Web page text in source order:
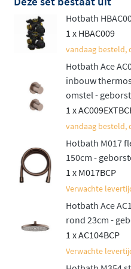
doucheset die niet alleen
luxueuze uitstraling heeft
moderne badkamer. Uw
wordt er meteen een stuk
Verkiest u een mengkraan
Ontdek dan deHotbath ACE
mengkraan
Hotbath
1 x HBAC009
vandaag besteld,
Hotbath Ace
inbouw
omstel -
1 x
vandaag besteld,
Hotbath M017
150cm -
1 x M017BCP
Verwachte
Hotbath Ace
rond 23cm -
1 x AC104BCP
Verwachte